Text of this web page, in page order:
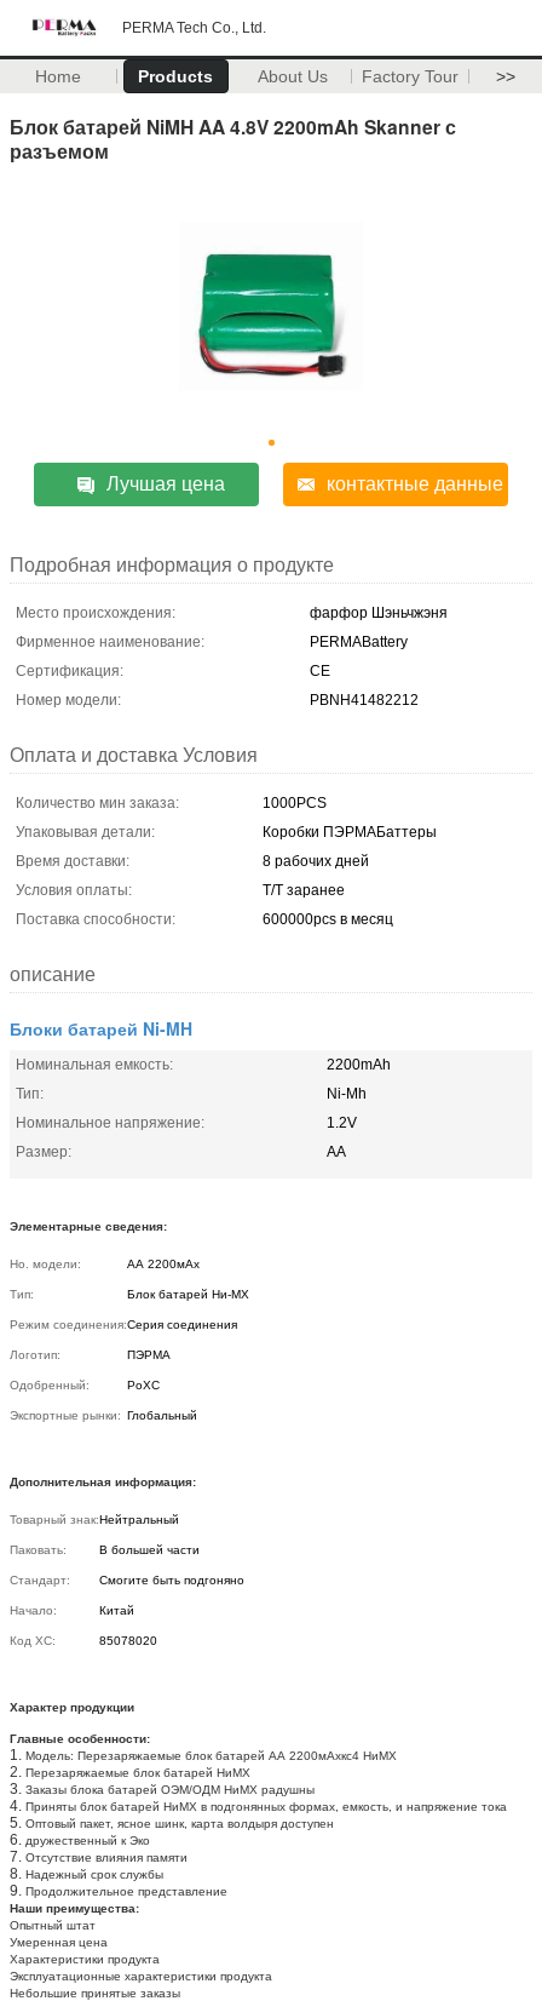
PERMA Tech Co., Ltd.
Home Products About Us Factory Tour >>
Блок батарей NiMH AA 4.8V 2200mAh Skanner с
разъемом
Лучшая цена контактные данные
Подробная информация о продукте
Место происхождения:
фарфор Шэньчжэня
Фирменное наименование:
PERMABattery
Сертификация:
CE
Номер модели:
PBNH41482212
Оплата и доставка Условия
Количество мин заказа:
1000PCS
Упаковывая детали:
Коробки ПЭРМАБаттеры
Время доставки:
8 рабочих дней
Условия оплаты:
T/T заранее
Поставка способности:
600000pcs в месяц
описание
Блоки батарей Ni-MH
Номинальная емкость:
2200mAh
Тип:
Ni-Mh
Номинальное напряжение:
1.2V
Размер:
AA
Элементарные сведения:
Но. модели: АА 2200мАх
Тип: Блок батарей Ни-МХ
Режим соединения:Серия соединения
Логотип: ПЭРМА
Одобренный: РоХС
Экспортные рынки: Глобальный
Дополнительная информация:
Товарный знак:Нейтральный
Паковать: В большей части
Стандарт: Смогите быть подгоняно
Начало: Китай
Код ХС: 85078020
Характер продукции
Главные особенности:
1. Модель: Перезаряжаемые блок батарей АА 2200мАхкс4 НиМХ
2. Перезаряжаемые блок батарей НиМХ
3. Заказы блока батарей ОЭМ/ОДМ НиМХ радушны
4. Приняты блок батарей НиМХ в подгонянных формах, емкость, и напряжение тока
5. Оптовый пакет, ясное шинк, карта волдыря доступен
6. дружественный к Эко
7. Отсутствие влияния памяти
8. Надежный срок службы
9. Продолжительное представление
Наши преимущества:
Опытный штат
Умеренная цена
Характеристики продукта
Эксплуатационные характеристики продукта
Небольшие принятые заказы